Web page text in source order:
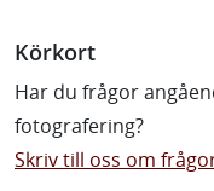
Körkort
Har du frågor
fotografering?
Skriv till oss om